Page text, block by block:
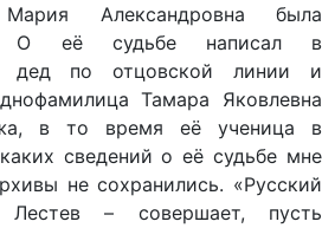
Александровна была
О её судьбе написал в
дед по отцовской линии и
Тамара Яковлевна
в то время её ученица в
сведений о её судьбе мне
не сохранились. «Русский
– совершает, пусть